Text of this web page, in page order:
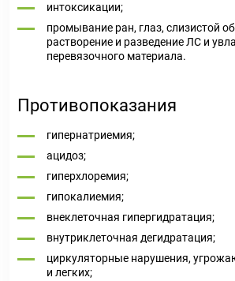
интоксикации;
промывание ран, глаз, слизистой
растворение и разведение ЛС и
перевязочного материала.
Противопоказания
гипернатриемия;
ацидоз;
гиперхлоремия;
гипокалиемия;
внеклеточная гипергидратация;
внутриклеточная дегидратация;
циркуляторные нарушения,
и легких;